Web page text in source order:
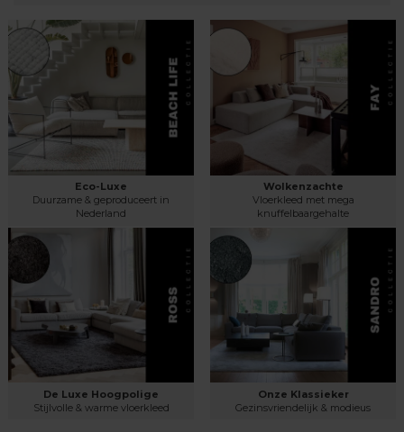
Eco-Luxe
Duurzame & geproduceert in
Nederland
Wolkenzachte
Vloerkleed met mega
knuffelbaargehalte
De Luxe Hoogpolige
Stijlvolle & warme vloerkleed
Onze Klassieker
Gezinsvriendelijk & modieus